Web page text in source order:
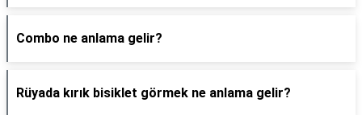
Combo ne anlama gelir?
Rüyada kırık bisiklet görmek ne anlama gelir?